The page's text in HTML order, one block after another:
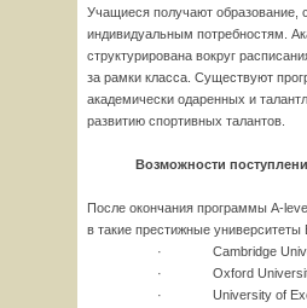
Учащиеся получают образование,
индивидуальным потребностям.
структурирована вокруг
за рамки класса. Существуют
академически одаренных и
развитию спортивных талантов.
Возможности
После окончания программы A-
в такие престижные университеты
· Cambridge
· Oxford
· University of